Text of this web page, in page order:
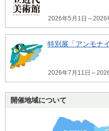
2026年5月1日～2026
特別展「アンモナ
2026年7月11日～
開催地域について